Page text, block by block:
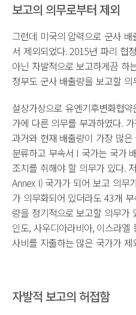
보고의 의무로부터 제외
그런데 미국의 압력으로 군사
서 제외되었다. 2015년 파리 협
아닌 자발적으로 보고하게끔 하
정부도 군사 배출량을 보고할
설상가상으로 유엔기후변화협
가에 다른 의무를 부과하였다.
과거와 현재 배출량이 가장 많
분류하고 부속서 I 국가는 국가
조치를 취해야 할 의무가 있다.
Annex I) 국가가 되어 보고 의무
가 의무화되어 있더라도 43개
량을 정기적으로 보고할 의무가
인도, 사우디아라비아, 이스라
사비를 지출하는 많은 국가가
자발적 보고의 허접함